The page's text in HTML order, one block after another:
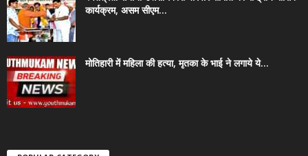
कार्यक्रम, असम सीएम...
मोतिहारी में महिला की हत्या, मृतका के भाई ने लगाये ये...